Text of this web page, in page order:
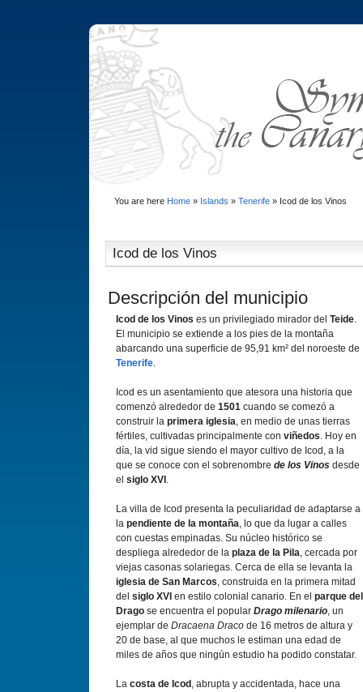
You are here Home» Islands » Tenerife» Icod de los Vinos
Icod de los Vinos
Descripción del municipio
Icod de los Vinos es un privilegiado mirador del Teide.
El municipio se extiende a los pies de la montaña
abarcando una superficie de 95,91 km² del noroeste de
Tenerife.
Icod es un asentamiento que atesora una historia que
comenzó alrededor de 1501 cuando se comezó a
construir la primera iglesia, en medio de unas tierras
fértiles, cultivadas principalmente con viñedos. Hoy en
día, la vid sigue siendo el mayor cultivo de Icod, a la
que se conoce con el sobrenombre de los Vinos desde
el siglo XVI .
La villa de Icod presenta la peculiaridad de adaptarse a
la pendiente de la montaña, lo que da lugar a calles
con cuestas empinadas. Su núcleo histórico se
despliega alrededor de la plaza de la Pila, cercada por
viejas casonas solariegas. Cerca de ella se levanta la
iglesia de San Marcos, construida en la primera mitad
del siglo XVI en estilo colonial canario. En el parque del
Drago se encuentra el popular Drago milenario, un
ejemplar de Dracaena Draco de 16 metros de altura y
20 de base, al que muchos le estiman una edad de
miles de años que ningún estudio ha podido constatar.
La costa de Icod , abrupta y accidentada, hace una